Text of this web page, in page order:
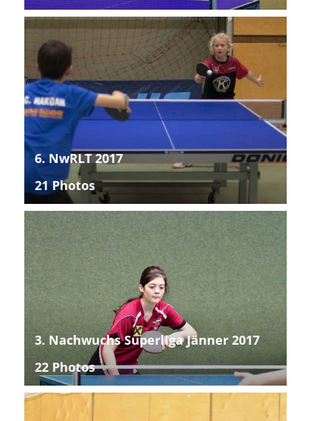
6. NwRLT 2017
21 Photos
3. Nachwuchs Superliga Jänner 2017
22 Photos